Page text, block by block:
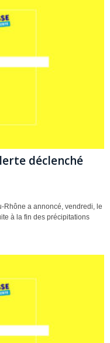
déclenché
Rhône a annoncé, vendredi, le
à la fin des précipitations